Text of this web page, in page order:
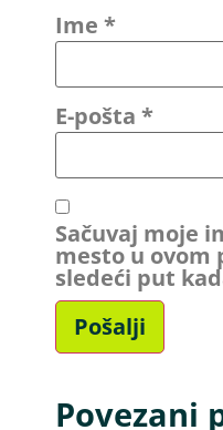
Ime *
E-pošta *
Sačuvaj moje
mesto u ovom
sledeći put
Povezani